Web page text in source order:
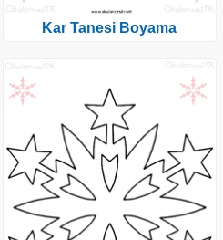
Kar Tanesi Boyama